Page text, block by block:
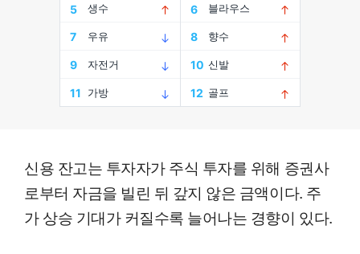
신용 잔고는 투자자가 주식 투자를 위해 증권사
로부터 자금을 빌린 뒤 갚지 않은 금액이다. 주
가 상승 기대가 커질수록 늘어나는 경향이 있다.